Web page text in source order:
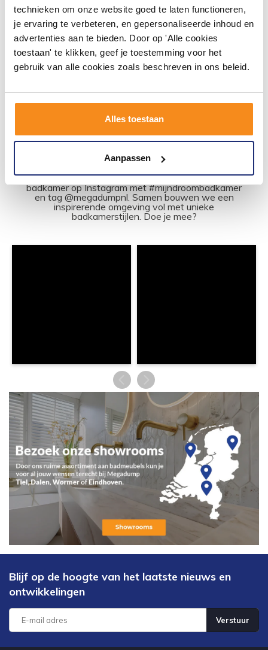
technieken om onze website goed te laten functioneren,
je ervaring te verbeteren, en gepersonaliseerde inhoud en
advertenties aan te bieden. Door op 'Alle cookies
toestaan' te klikken, geef je toestemming voor het
gebruik van alle cookies zoals beschreven in ons beleid.
Alles toestaan
Aanpassen
Vóór 14:00 besteld,
volgende werkdag in huis
125,84
104,00
#mijndroombadkamer
Wij geloven in de kracht van delen. Deel jouw
badkamer op Instagram met #mijndroombadkamer
en tag @megadumpnl. Samen bouwen we een
inspirerende omgeving vol met unieke
badkamerstijlen. Doe je mee?
Blijf op de hoogte van het laatste nieuws en
ontwikkelingen
Verstuur